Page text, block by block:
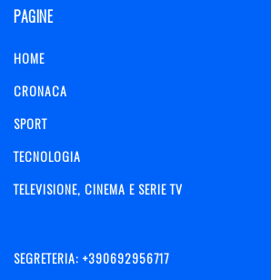
PAGINE
HOME
CRONACA
SPORT
TECNOLOGIA
TELEVISIONE, CINEMA E SERIE TV
SEGRETERIA: +390692956717